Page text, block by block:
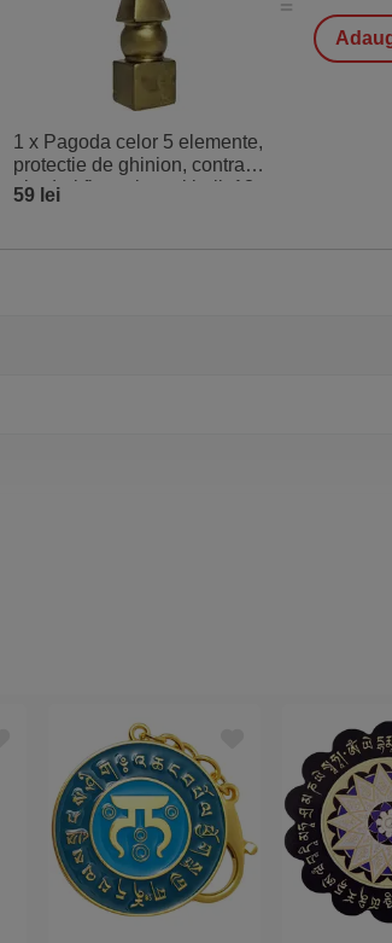
1 x Pagoda celor 5 elemente,
protectie de ghinion, contra
pierderi financiare si boli, 13
59 lei